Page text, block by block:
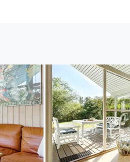
mit einer großen
können Sie es sich
machen. Gartenmöbel und
ein.
ruhig. Sie wohnen nah
Sie auf mehrere